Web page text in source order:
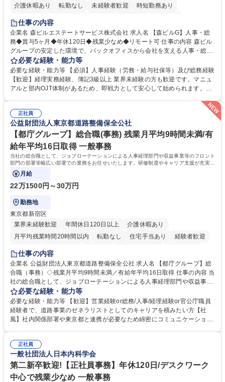
介護休暇あり 転勤なし 未経験者歓迎
時短勤務あり
経験者歓迎
完全週休2日制
交通費支給 長期歓迎 駅近5分以内 土日祝休み
仕事の内容
企業名 森ビルエステートサービス株式会社 求人名 【森ビルG】人事・総
務◆賞与5ヶ月◆年休120日◆残業少なめ◆リモート可 仕事の内容 森ビル
グループの安定した環境で、バックオフィスから会社を支える人事・総務
をお任せします。 労務と総務の業務をバランスよく担当し、ゆくゆくは制
度改定などのコア業務にも挑戦できる、やりがいある環境です。 ■勤怠管
理、給与計算、社会保険手続き、年末調整等の労務管理全般 ■入退社手続
き、社内規定の改定や人事制度改定などのコア業務 ■社内イベントの企画
は部内のOJTを中心に、あなたの経験に合わせて不足している部分はいつ
でも質問・相談できる環境が整っているため、安心して成長できます。 募
集職種 【森ビルG】人事・総務◆賞与5ヶ月◆年休120日◆残業少なめ◆
リモート可
必要な経験・能力等
必要な経験・能力等 【必須】人事経験（労務・給与社保等）及び総務経験
【歓迎】経理実務経験、簿記3級以上 業界未経験の方も歓迎です。マニュ
アルと部内OJT体制があるため、即戦力として安心して始められます。
ます。定型業務に留まらず、社内規定や人事制度の改定など会社のコア業
務に挑戦できるため、自身の成長と組織への貢献度をダイレクトに実感で
きます。 残業少なめ、週1日リモート可など、ワークライフバランスを保
ち長期活躍できる環境です。 「これまでの幅広い経験を活かし、長期的な
キャリアを築きたい」という前向きな意欲と挑戦を全力で応援します。 学
歴・資格 学歴：大学院 大学 高専 短大 専修学校 高校 語学力： 資格：日商
簿記検定1級 日商簿記検定2級 日商簿記検定3級
正社員
公益財団法人東京都道路整備保全公社
【都庁グループ】総合職(事務) 残業月平均9時間未満/有
給年平均16日取得 一般事務
当社の総合職として、ジョブローテーションによる人事経理部門や収益事業等のフロント
部門の部署等幅広い部署での業務をお任せいたします。研修制度やキャリア支援が充実し
ております！ ※下記業務詳細
月給
22万1500円～30万円
勤務地
東京都新宿区
業界未経験歓迎
年間休日120日以上
介護休暇あり
月平均残業時間20時間以内
転勤なし 住宅手当あり
経験者歓迎
研修あり
退職金あり
駅近5分以内
資格取得手当あり 食事補助あり
仕事の内容
企業名 公益財団法人東京都道路整備保全公社 求人名 【都庁グループ】総
合職（事務）◇残業月平均9時間未満／有給年平均16日取得 仕事の内容 当
社の総合職として、ジョブローテーションによる人事経理部門や収益事業
等のフロント部門の部署等幅広い部署での業務をお任せいたします。研修
制度やキャリア支援が充実しております！ ※下記業務詳細 【業務詳細】■
管理部門：広報、人事、経理など当公社の運営に係る管理業務 ■収益部
門：駐車場の新規開拓、管理運営、新宿駅西口広場の「イベントコーナ
道路施設や道路工事現場の見学ツアー事業 ※入社後は上記いずれかの部門
へ配属。※業務内容変更の範囲：会社の定める業務 募集職種 【都庁グル
ープ】総合職（事務）◇残業月平均9時間未満／有給年平均16日取得
必要な経験・能力等
必要な経験・能力等 【歓迎】営業経験or総務/人事/経理経験or官公庁職員
経験者で、道路事業のゼネラリストとしてのキャリアを積みたい方【社
風】社内関係部署や東京都と連携が必要なため綿密にコミュニケーション
部門など多岐に渡る業務を経験できます。 ■様々なプロジェクト：駐車場
事業の他、新宿駅西口広場内に設置された照明を兼ねた広告「ブライトサ
イン」の管理運営を行うなど、事業収益を生み出す活動を積極的に行って
います。 学歴・資格 学歴：大学院 大学 高専 短大 専修学校 高校 語学力：
正社員
一般社団法人日本内科学会
第二新卒歓迎!【正社員事務】年休120日/デスクワーク
中心で残業少なめ 一般事務